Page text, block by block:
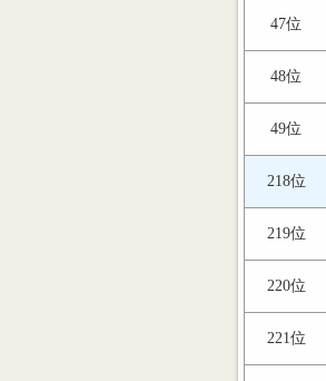
47位
48位
49位
218位
219位
220位
221位